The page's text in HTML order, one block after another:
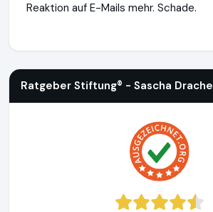
Reaktion auf E-Mails mehr. Schade.
Ratgeber Stiftung® - Sascha Drache